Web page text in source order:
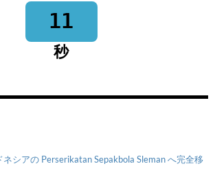
11
秒
シアの Perserikatan Sepakbola Sleman へ完全移